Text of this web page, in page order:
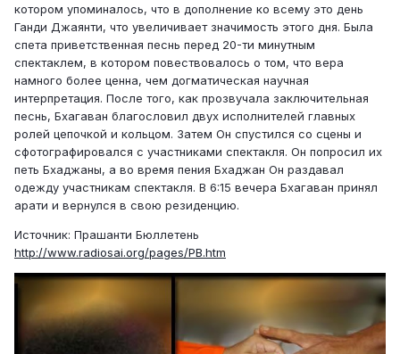
котором упоминалось, что в дополнение ко всему это день
Ганди Джаянти, что увеличивает значимость этого дня. Была
спета приветственная песнь перед 20-ти минутным
спектаклем, в котором повествовалось о том, что вера
намного более ценна, чем догматическая научная
интерпретация. После того, как прозвучала заключительная
песнь, Бхагаван благословил двух исполнителей главных
ролей цепочкой и кольцом. Затем Он спустился со сцены и
сфотографировался с участниками спектакля. Он попросил их
петь Бхаджаны, а во время пения Бхаджан Он раздавал
одежду участникам спектакля. В 6:15 вечера Бхагаван принял
арати и вернулся в свою резиденцию.
Источник: Прашанти Бюллетень
http://www.radiosai.org/pages/PB.htm